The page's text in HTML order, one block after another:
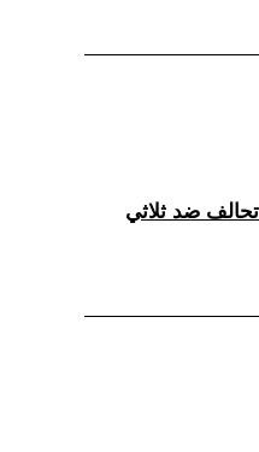
تحالف ضد ثلاثي